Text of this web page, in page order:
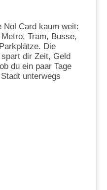
Nol Card kaum weit:
Tram, Busse,
Die
dir Zeit, Geld
du ein paar Tage
unterwegs